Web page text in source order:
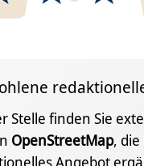
Stelle finden Sie
OpenStreetMap,